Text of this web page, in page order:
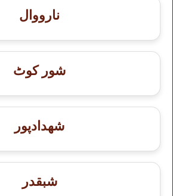
نارووال
شور کوٹ
شهدادپور
شبقدر